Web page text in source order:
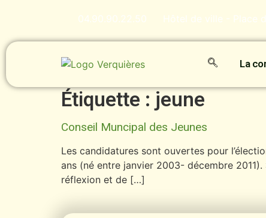
04.90.90.22.50 Hôtel de ville - Place
La
Étiquette : jeune
Conseil Muncipal des Jeunes
Les candidatures sont ouvertes pour
ans (né entre janvier 2003- décembre
réflexion et de […]